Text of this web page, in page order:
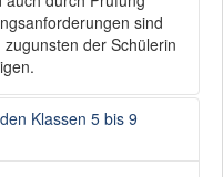
sind
der Schülerin
Klassen 5 bis 9